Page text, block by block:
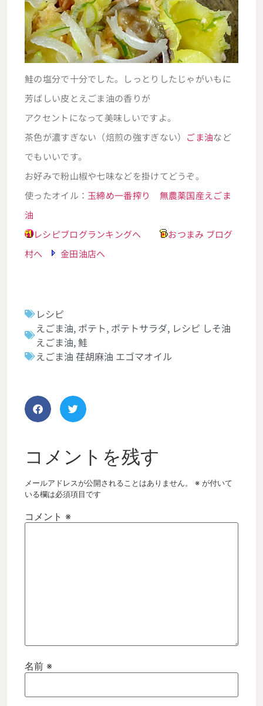
鮭の塩分で十分でした。しっとりしたじゃがいもに
芳ばしい皮とえごま油の香りが
アクセントになって美味しいですよ。
茶色が濃すぎない（焙煎の強すぎない） ごま油など
でもいいです。
お好みで粉山椒や七味などを掛けてどうぞ。
使ったオイル： 玉締め一番搾り 無農薬国産えごま
油
レシピブログランキングへ
おつまみ ブログ
村へ
金田油店へ
レシピ
えごま油, ポテト, ポテトサラダ, レシピ しそ油
えごま油,鮭
えごま油 荏胡麻油 エゴマオイル
コメントを残す
メールアドレスが公開されることはありません。 ※ が付いて
いる欄は必須項目です
コメント ※
名前 ※